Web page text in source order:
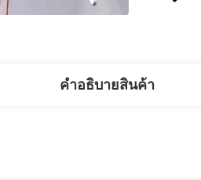
คําอธิบายสินค้า